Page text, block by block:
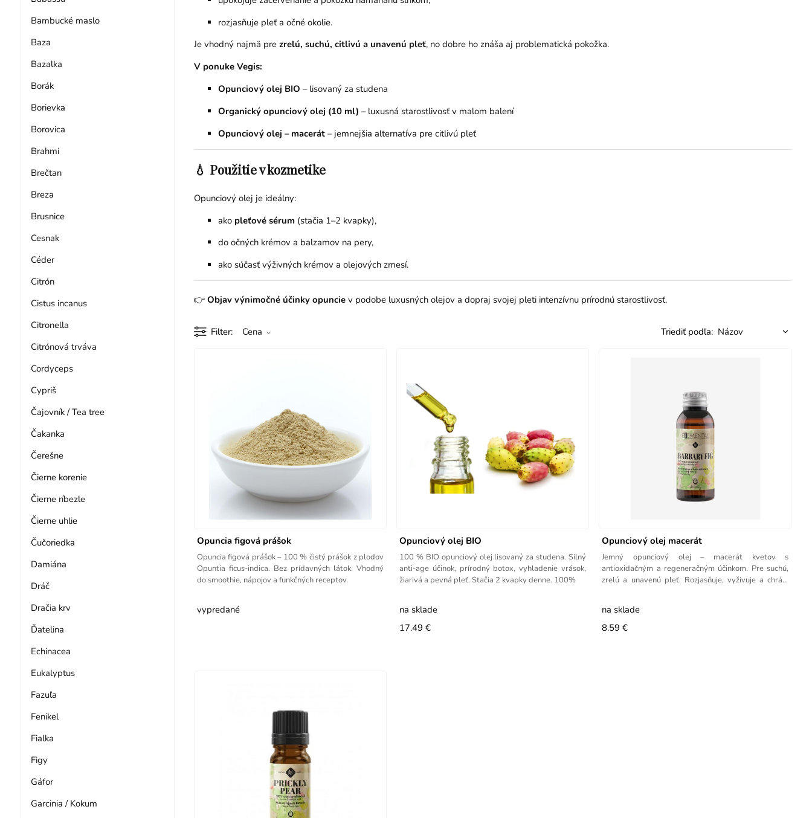
Bambucké maslo
Baza
Bazalka
Borák
Borievka
Borovica
Brahmi
Brečtan
Breza
Brusnice
Cesnak
Céder
Citrón
Cistus incanus
Citronella
Citrónová trváva
Cordyceps
Cypriš
Čajovník / Tea tree
Čakanka
Čerešne
Čierne korenie
Čierne ríbezle
Čierne uhlie
Čučoriedka
Damiána
Dráč
Dračia krv
Ďatelina
Echinacea
Eukalyptus
Fazuľa
Fenikel
Fialka
Figy
Gáfor
Garcinia / Kokum
rozjasňuje pleť a očné okolie.
Je vhodný najmä pre zrelú, suchú, citlivú a unavenú pleť, no dobre ho znáša aj problematická pokožka.
V ponuke Vegis:
Opunciový olej BIO – lisovaný za studena
Organický opunciový olej (10 ml) – luxusná starostlivosť v malom balení
Opunciový olej – macerát– jemnejšia alternatíva pre citlivú pleť
💧 Použitie v kozmetike
Opunciový olej je ideálny:
ako pleťové sérum (stačia 1–2 kvapky),
do očných krémov a balzamov na pery,
ako súčasť výživných krémov a olejových zmesí.
👉 Objav výnimočné účinky opunciev podobe luxusných olejov a dopraj svojej pleti intenzívnu prírodnú starostlivosť.
Filter Cena Triediť podľa:
Opuncia figová prášok
Opuncia figová prášok – 100 % čistý prášok z plodov
Opuntia ficus-indica. Bez prídavných látok. Vhodný
do smoothie, nápojov a funkčných receptov.
vypredané
Opunciový olej BIO
100 % BIO opunciový olej lisovaný za studena. Silný
anti-age účinok, prírodný botox, vyhladenie vrások,
žiarivá a pevná pleť. Stačia 2 kvapky denne. 100%
na sklade
17.49 €
Opunciový olej macerát
Jemný opunciový olej – macerát kvetov s
antioxidačným a regeneračným účinkom. Pre suchú,
zrelú a unavenú pleť. Rozjasňuje, vyživuje a chráni
na sklade
8.59 €